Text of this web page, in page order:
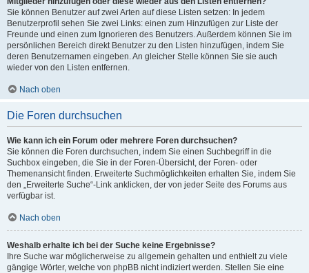
Sie können Benutzer auf zwei Arten auf diese Listen setzen: In jedem
Benutzerprofil sehen Sie zwei Links: einen zum Hinzufügen zur Liste der
Freunde und einen zum Ignorieren des Benutzers. Außerdem können Sie im
persönlichen Bereich direkt Benutzer zu den Listen hinzufügen, indem Sie
deren Benutzernamen eingeben. An gleicher Stelle können Sie sie auch
wieder von den Listen entfernen.
Nach oben
Die Foren durchsuchen
Wie kann ich ein Forum oder mehrere Foren durchsuchen?
Sie können die Foren durchsuchen, indem Sie einen Suchbegriff in die
Suchbox eingeben, die Sie in der Foren-Übersicht, der Foren- oder
Themenansicht finden. Erweiterte Suchmöglichkeiten erhalten Sie, indem Sie
den „Erweiterte Suche“-Link anklicken, der von jeder Seite des Forums aus
verfügbar ist.
Nach oben
Weshalb erhalte ich bei der Suche keine Ergebnisse?
Ihre Suche war möglicherweise zu allgemein gehalten und enthielt zu viele
gängige Wörter, welche von phpBB nicht indiziert werden. Stellen Sie eine